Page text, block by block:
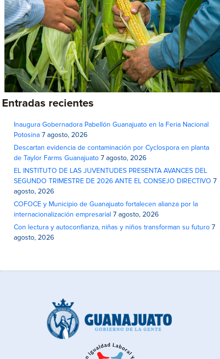
Entradas recientes
Inaugura Gobernadora Pabellón Guanajuato en la Feria Nacional
Potosina 7 agosto, 2026
Descartan evidencia de contaminación por Cyclospora en planta
de Taylor Farms Guanajuato 7 agosto, 2026
EL INSTITUTO DE LAS JUVENTUDES PRESENTA AVANCES DEL
SEGUNDO TRIMESTRE DE 2026 ANTE EL CONSEJO DIRECTIVO 7
agosto, 2026
COFOCE y Municipio de Guanajuato fortalecen alianza por la
internacionalización empresarial 7 agosto, 2026
Con lectura y autoconfianza, niñas y niños transforman su futuro 7
agosto, 2026